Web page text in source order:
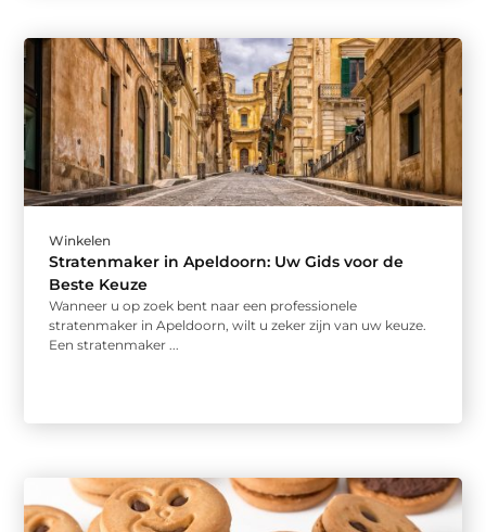
Winkelen
Stratenmaker in Apeldoorn: Uw Gids voor de
Beste Keuze
Wanneer u op zoek bent naar een professionele
stratenmaker in Apeldoorn, wilt u zeker zijn van uw keuze.
Een stratenmaker ...